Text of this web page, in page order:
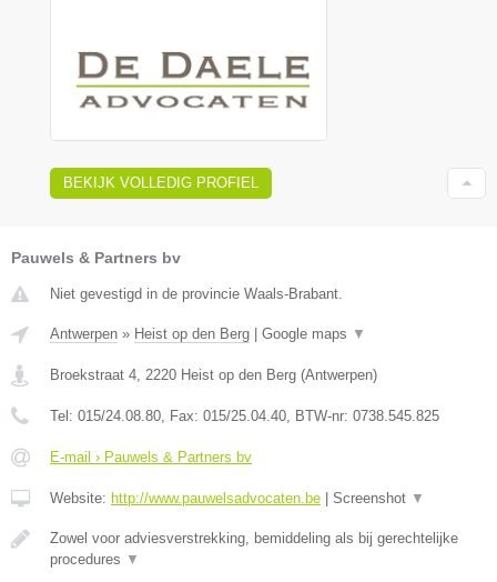
BEKIJK VOLLEDIG PROFIEL
Pauwels & Partners bv
Niet gevestigd in de provincie Waals-Brabant.
Antwerpen » Heist op den Berg Google maps ▼
Broekstraat 4, 2220 Heist op den Berg (Antwerpen)
Tel: 015/24.08.80, Fax: 015/25.04.40, BTW-nr: 0738.545.825
E-mail › Pauwels & Partners bv
Website: http://www.pauwelsadvocaten.be Screenshot ▼
Zowel voor adviesverstrekking, bemiddeling als bij gerechtelijke
procedures ▼